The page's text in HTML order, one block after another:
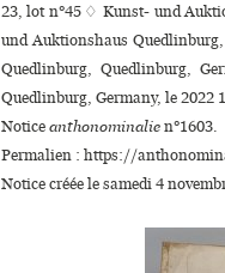
23, lot n°45 ♢ Kunst- und
und Auktionshaus
Quedlinburg, Quedlinburg,
Quedlinburg, Germany, le 2022
Noticeanthonominalien°1603.
Permalien : https://
Notice créée le samedi 4